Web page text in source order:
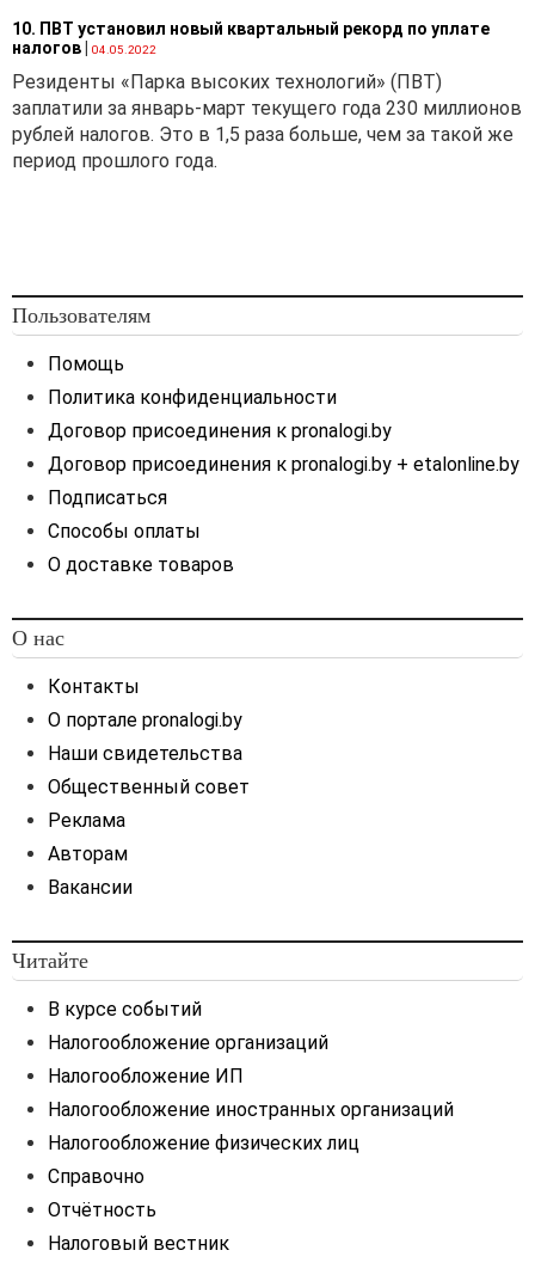
«Об утверждении
Положения по учетной
политике организации в
Беларусь от 12.07.2013 №
учетом норм
плана счетов
бухгалтерского учета и
Республики Беларусь от
регламентирующих
учета хозяйственных
ПРИКАЗЫВАЮ:
1. Утвердить:
10. ПВТ установил новый квартальный рекорд по уплате
налогов| 04.05.2022
Резиденты «Парка высоких технологий» (ПВТ)
заплатили за январь-март текущего года 230 миллионов
рублей налогов. Это в 1,5 раза больше, чем за такой же
период прошлого года.
Пользователям
Помощь
Политика конфиденциальности
Договор присоединения к pronalogi.by
Договор присоединения к pronalogi.by + etalonline.by
Подписаться
Способы оплаты
О доставке товаров
О нас
Контакты
О портале pronalogi.by
Наши свидетельства
Общественный совет
Реклама
Авторам
Вакансии
Читайте
В курсе событий
Налогообложение организаций
Налогообложение ИП
Налогообложение иностранных организаций
Налогообложение физических лиц
Справочно
Отчётность
Налоговый вестник